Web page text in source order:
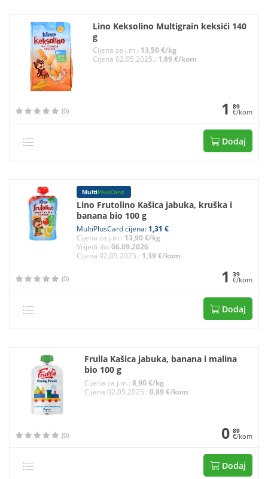
Lino Keksolino Multigrain keksići 140
g
Cijena za j.m.: 13,50 €/kg
Cijena 02.05.2025.: 1,89 €/kom
(0) 1 89
€/kom
Dodaj
MultiPlusCard
Lino Frutolino Kašica jabuka, kruška i
banana bio 100 g
MultiPlusCard cijena: 1,31 €
Cijena za j.m.: 13,90 €/kg
Vrijedi do:06.09.2026
Cijena 02.05.2025.: 1,39 €/kom
(0) 1 39
€/kom
Dodaj
Frulla Kašica jabuka, banana i malina
bio 100 g
Cijena za j.m.:8,90 €/kg
Cijena 02.05.2025.:0,89 €/kom
(0) 0 89
€/kom
Dodaj